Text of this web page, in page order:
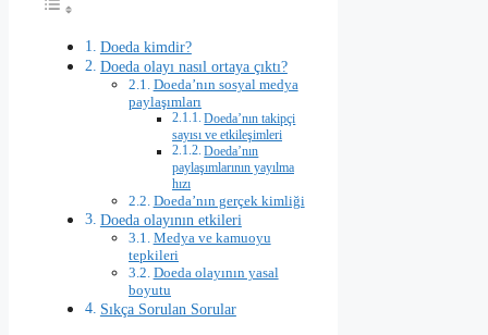
Doeda kimdir?
Doeda olayı nasıl ortaya çıktı?
Doeda’nın sosyal medya
paylaşımları
Doeda’nın takipçi
sayısı ve etkileşimleri
Doeda’nın
paylaşımlarının yayılma
hızı
Doeda’nın gerçek kimliği
Doeda olayının etkileri
Medya ve kamuoyu
tepkileri
Doeda olayının yasal
boyutu
Sıkça Sorulan Sorular